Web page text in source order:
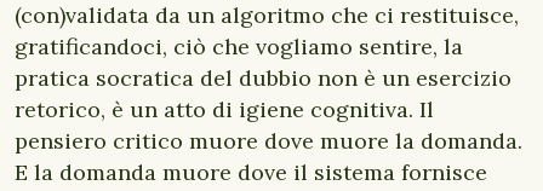
(con)validata da un algoritmo che ci restituisce,
gratificandoci, ciò che vogliamo sentire, la
pratica socratica del dubbio non è un esercizio
retorico, è un atto di igiene cognitiva. Il
pensiero critico muore dove muore la domanda.
E la domanda muore dove il sistema fornisce